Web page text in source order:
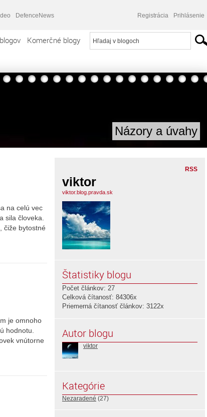
DefenceNews Registrácia Prihlásenie
Komerčné blogy
Názory a úvahy
na celú vec
sila človeka.
čiže bytostné
je omnoho
hodnotu.
vnútorne
RSS
viktor
viktor.blog.pravda.sk
Štatistiky blogu
Počet článkov: 27
Celková čítanosť: 84306x
Priemerná čítanosť článkov: 3122x
Autor blogu
viktor
Kategórie
Nezaradené (27)